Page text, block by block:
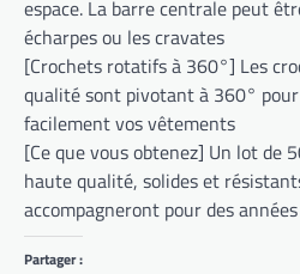
espace. La barre centrale peut
écharpes ou les cravates
[Crochets rotatifs à 360°] Les
qualité sont pivotant à 360°
facilement vos vêtements
[Ce que vous obtenez] Un lot de
haute qualité, solides et
accompagneront pour des
Partager :